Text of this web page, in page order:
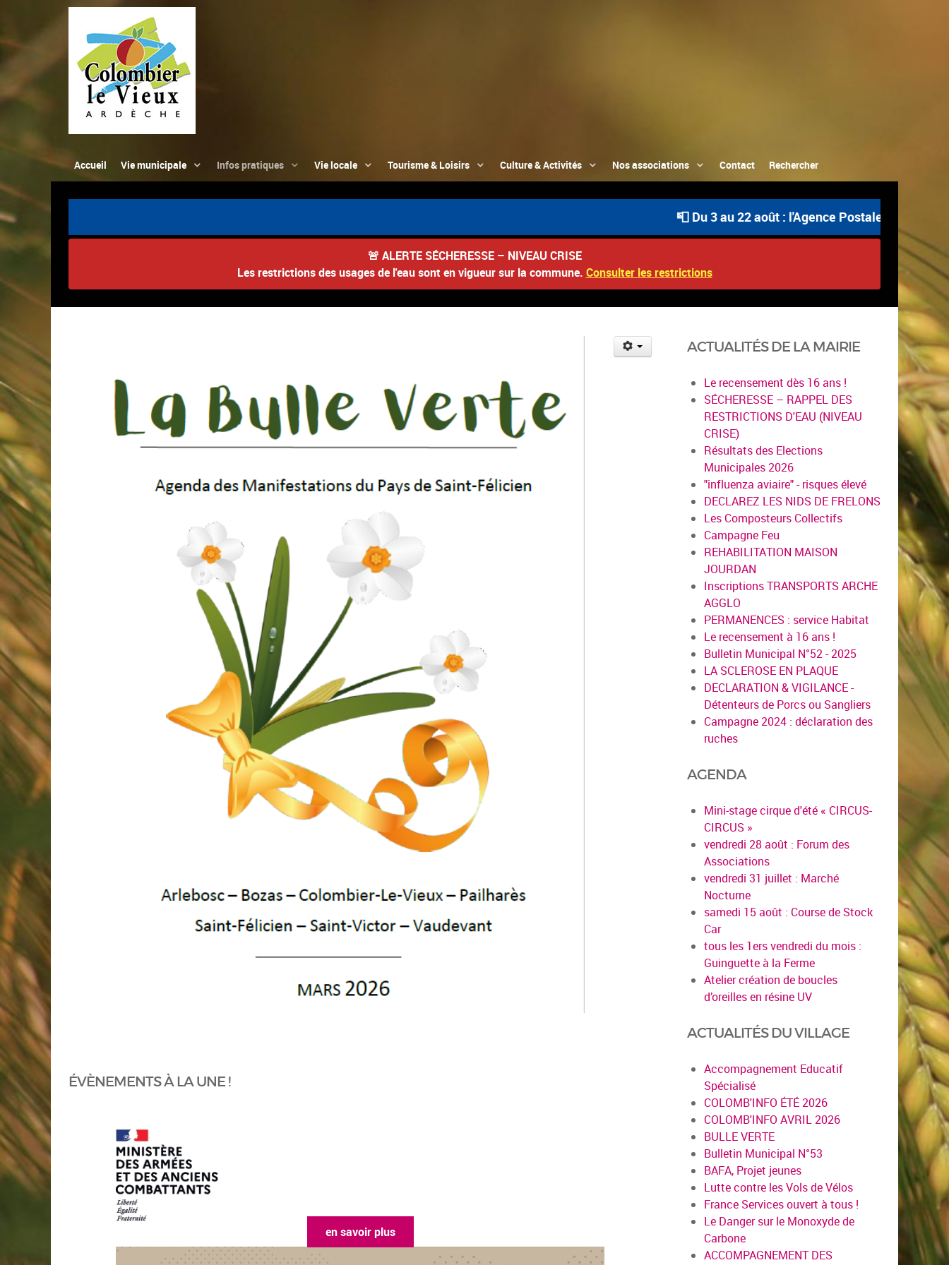
Accueil Vie municipale Infos pratiques Vie locale Tourisme & Loisirs Culture & Activités Nos associations Contact Rechercher
📮 Du 3 au 22 août : l'Agence Postale
🚨 ALERTE SÉCHERESSE – NIVEAU CRISE
Les restrictions des usages de l'eau sont en vigueur sur la commune. Consulter les restrictions
ÉVÈNEMENTS À LA UNE !
en savoir plus
ACTUALITÉS DE LA MAIRIE
Le recensement dès 16 ans !
SÉCHERESSE – RAPPEL DES
RESTRICTIONS D'EAU (NIVEAU
CRISE)
Résultats des Elections
Municipales 2026
"influenza aviaire" - risques élevé
DECLAREZ LES NIDS DE FRELONS
Les Composteurs Collectifs
Campagne Feu
REHABILITATION MAISON
JOURDAN
Inscriptions TRANSPORTS ARCHE
AGGLO
PERMANENCES : service Habitat
Le recensement à 16 ans !
Bulletin Municipal N°52 - 2025
LA SCLEROSE EN PLAQUE
DECLARATION & VIGILANCE -
Détenteurs de Porcs ou Sangliers
Campagne 2024 : déclaration des
ruches
AGENDA
Mini-stage cirque d'été « CIRCUS-
CIRCUS »
vendredi 28 août : Forum des
Associations
vendredi 31 juillet : Marché
Nocturne
samedi 15 août : Course de Stock
Car
tous les 1ers vendredi du mois :
Guinguette à la Ferme
Atelier création de boucles
d’oreilles en résine UV
ACTUALITÉS DU VILLAGE
Accompagnement Educatif
Spécialisé
COLOMB'INFO ÉTÉ 2026
COLOMB'INFO AVRIL 2026
BULLE VERTE
Bulletin Municipal N°53
BAFA, Projet jeunes
Lutte contre les Vols de Vélos
France Services ouvert à tous !
Le Danger sur le Monoxyde de
Carbone
ACCOMPAGNEMENT DES